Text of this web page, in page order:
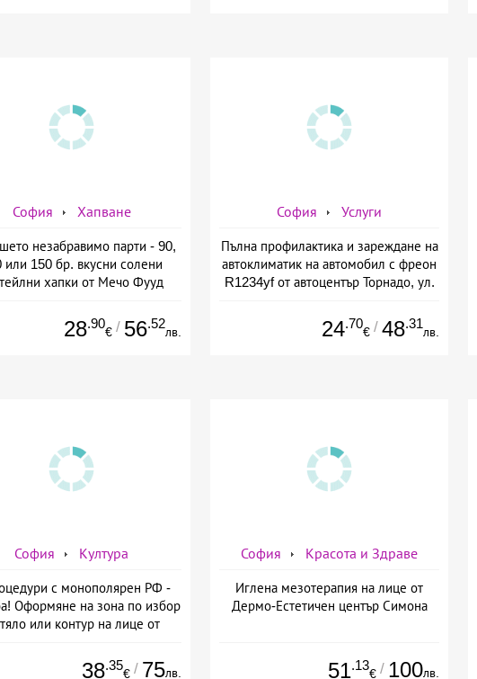
София Хапване
незабравимо парти - 90,
или 150 бр. вкусни солени
хапки от Мечо Фууд
28.90
€ / 56.52
лв.
София Услуги
Пълна профилактика и зареждане на
автоклиматик на автомобил с фреон
R1234yf от автоцентър Торнадо, ул.
24.70
€ / 48.31
лв.
София Култура
с монополярен РФ -
Оформяне на зона по избор
или контур на лице от
38.35
€ / 75лв.
София Красота и Здраве
Иглена мезотерапия на лице от
Дермо-Естетичен център Симона
51.13
€ / 100лв.